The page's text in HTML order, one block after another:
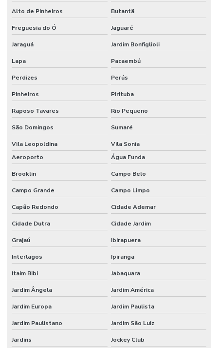
Etiquetas Bopp Adesiva Para Câmara Fria
Etiquetas Bopp Adesiva Para Congelados
Etiquetas Bopp Adesiva Para Identificação De Produtos
Etiquetas Bopp Para Laboratório
Etiquetas Bopp Removíveis Paraná
Etiquetas Bopp Removíveis Santa Catarina
Etiquetas Bopp Sem Cola Para Vidros
Etiquetas Couche Adesivas Sem Resíduo
Etiquetas Couche Sem Resíduo
Etiquetas Nylon Resinado Para Fabricação De Colchões
Etiquetas Nylon Resinado Sem Corte Minas Gerais
Etiquetas Para Encomendas Em Minas Gerais
Etiquetas Para Impressora Grande Demanda
Etiquetas Para Móveis E Vidros
Etiquetas Para Superfícies Removíveis
Etiquetas Resinadas
Alto de Pinheiros Butantã
Freguesia do Ó Jaguaré
Jaraguá Jardim Bonfiglioli
Lapa Pacaembú
Perdizes Perús
Pinheiros Pirituba
Raposo Tavares Rio Pequeno
São Domingos Sumaré
Vila Leopoldina
Vila Sonia
Aeroporto
Água Funda
Brooklin Campo Belo
Campo Grande Campo Limpo
Capão Redondo Cidade Ademar
Cidade Dutra Cidade Jardim
Grajaú Ibirapuera
Interlagos Ipiranga
Itaim Bibi Jabaquara
Jardim Ângela Jardim América
Jardim Europa Jardim Paulista
Jardim Paulistano Jardim São Luiz
Jardins Jockey Club